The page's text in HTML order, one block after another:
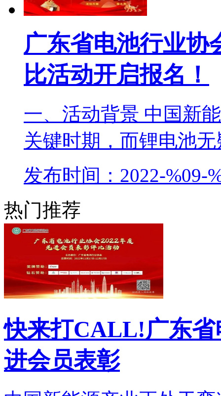
广东省电池行业协
比活动开启报名！
一、活动背景 中国新
关键时期，而锂电池
发布时间：2022-%09-
热门推荐
快来打CALL!广东省
进会员表彰